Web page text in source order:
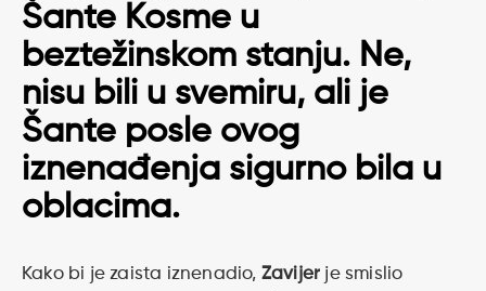
Šante Kosme u
beztežinskom stanju. Ne,
nisu bili u svemiru, ali je
Šante posle ovog
iznenađenja sigurno bila u
oblacima.
Kako bi je zaista iznenadio, Zavijer je smislio